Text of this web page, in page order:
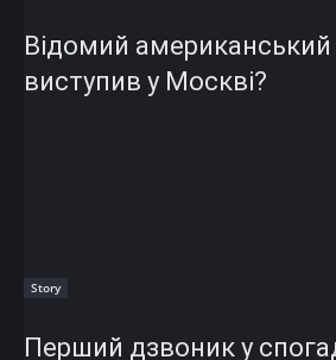
Відомий американський
виступив у Москві?
Story
Перший дзвоник у